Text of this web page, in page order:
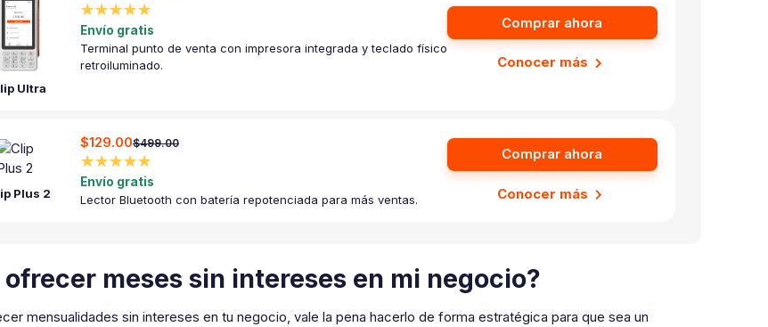
Ultra
★★★★★
Envío gratis
Terminal punto de venta con impresora integrada y teclado físico
retroiluminado.
Comprar ahora
Conocer más
Plus 2
$129.00$499.00
★★★★★
Envío gratis
Lector Bluetooth con batería repotenciada para más ventas.
Comprar ahora
Conocer más
ofrecer meses sin intereses en mi negocio?
mensualidades sin intereses en tu negocio, vale la pena hacerlo de forma estratégica para que sea un